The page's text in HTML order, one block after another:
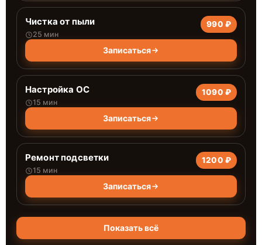
Чистка от пыли
25 мин
990 ₽
Записаться
Настройка ОС
15 мин
1090 ₽
Записаться
Ремонт подсветки
15 мин
1200 ₽
Записаться
Показать всё